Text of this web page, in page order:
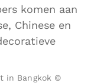
komen aan
Chinese en
in Bangkok ©